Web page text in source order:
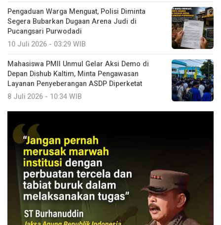
Pengaduan Warga Menguat, Polisi Diminta
Segera Bubarkan Dugaan Arena Judi di
Pucangsari Purwodadi
10 Juli 2026 - 03:29 WIB
Mahasiswa PMII Unmul Gelar Aksi Demo di
Depan Dishub Kaltim, Minta Pengawasan
Layanan Penyeberangan ASDP Diperketat
8 Juli 2026 - 10:34 WIB